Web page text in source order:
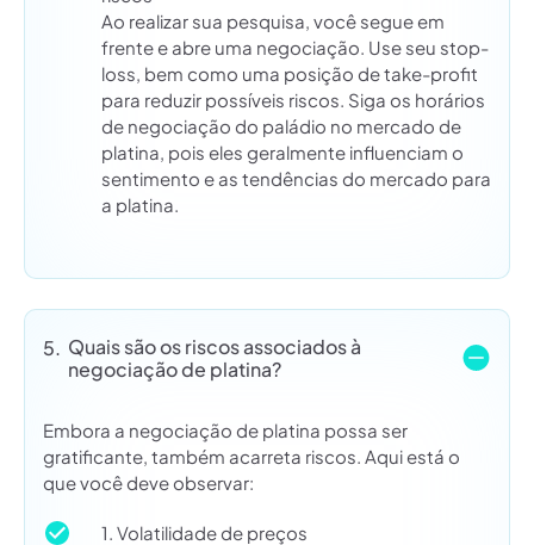
Ao realizar sua pesquisa, você segue em
frente e abre uma negociação. Use seu stop-
loss, bem como uma posição de take-profit
para reduzir possíveis riscos. Siga os horários
de negociação do paládio no mercado de
platina, pois eles geralmente influenciam o
sentimento e as tendências do mercado para
a platina.
5. Quais são os riscos associados à
negociação de platina?
Embora a negociação de platina possa ser
gratificante, também acarreta riscos. Aqui está o
que você deve observar:
1. Volatilidade de preços